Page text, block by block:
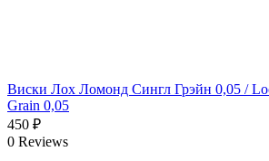
Виски Лох Ломонд Сингл Грэйн 0,05 /
Grain 0,05
450 ₽
0 Reviews